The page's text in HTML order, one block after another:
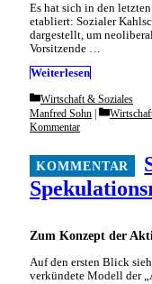
Es hat sich in den
etabliert: Sozialer
dargestellt, um
Vorsitzende …
Weiterlesen
Categories
Wirtschaft & Soziales
Zum Konzept der
Manfred Sohn
Kommentar
Auf den ersten Blick
verkündete Modell der